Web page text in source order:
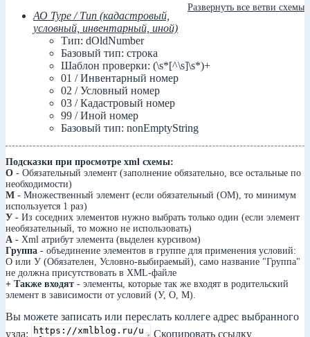
Развернуть все ветви схемы
АО Type / Тип (кадастровый,
условный, инвентарный, иной)
Тип: dOldNumber
Базовый тип: строка
Шаблон проверки: (\s*[^\s]\s*)+
01 / Инвентарный номер
02 / Условный номер
03 / Кадастровый номер
99 / Иной номер
Базовый тип: nonEmptyString
Подсказки при просмотре xml схемы:
О - Обязательный элемент (заполнение обязательно, все остальные по
необходимости)
М - Множественный элемент (если обязательный (ОМ), то минимум
используется 1 раз)
У - Из соседних элементов нужно выбрать только один (если элемент
необязательный, то можно не использовать)
А - Xml атрибут элемента (выделен курсивом)
Группа - объединение элементов в группе для применения условий:
О или У (Обязателен, Условно-выбираемый), само название "Группа"
не должна присутствовать в XML-файле
+ Также входят - элементы, которые так же входят в родительский
элемент в зависимости от условий (У, О, М).
Вы можете записать или переслать коллеге адрес выбранного
узла:
Скопировать ссылку